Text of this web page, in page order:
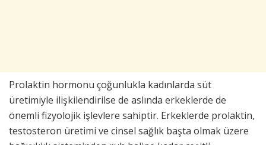
Prolaktin hormonu çoğunlukla kadınlarda süt
üretimiyle ilişkilendirilse de aslında erkeklerde de
önemli fizyolojik işlevlere sahiptir. Erkeklerde prolaktin,
testosteron üretimi ve cinsel sağlık başta olmak üzere